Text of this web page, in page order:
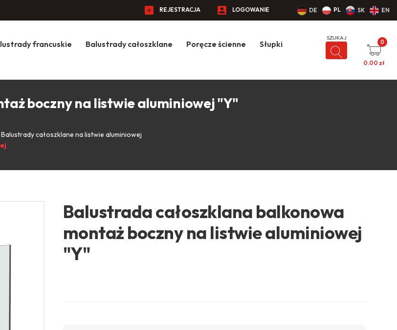
REJESTRACJA LOGOWANIE DE PL SK EN
francuskie Balustrady całoszklane Poręcze ścienne
Słupki
0
0.00 zł
boczny na listwie aluminiowej "Y"
Balustrady całoszklane na listwie aluminiowej
Balustrada całoszklana balkonowa
montaż boczny na listwie aluminiowej
"Y"